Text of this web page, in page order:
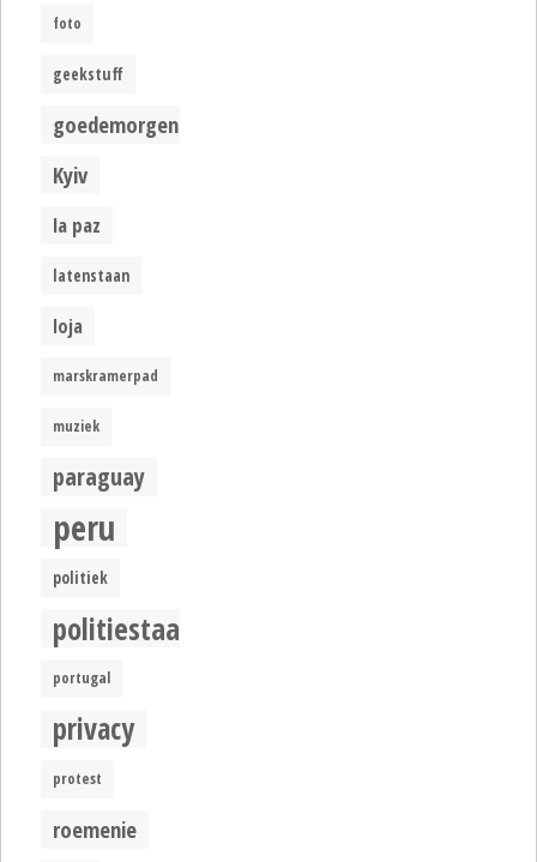
foto
geekstuff
goedemorgen
Kyiv
la paz
latenstaan
loja
marskramerpad
muziek
paraguay
peru
politiek
politiestaat
portugal
privacy
protest
roemenie